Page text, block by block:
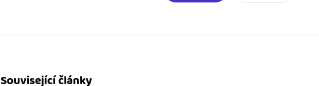
Související články